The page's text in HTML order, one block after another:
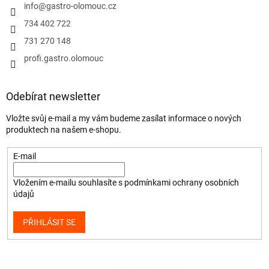
info@gastro-olomouc.cz
734 402 722
731 270 148
profi.gastro.olomouc
Odebírat newsletter
Vložte svůj e-mail a my vám budeme zasílat informace o nových
produktech na našem e-shopu.
E-mail
Vložením e-mailu souhlasíte s podmínkami ochrany osobních
údajů
PŘIHLÁSIT SE